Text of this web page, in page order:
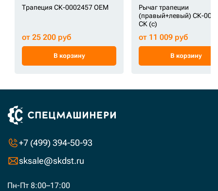
Трапеция СК-0002457 OEM
от 25 200 руб
В корзину
Рычаг трапеции
(правый+левый) СК-
СК (c)
от 11 009 руб
В корзину
+7 (499) 394-50-93
sksale@skdst.ru
Пн-Пт 8:00–17:00